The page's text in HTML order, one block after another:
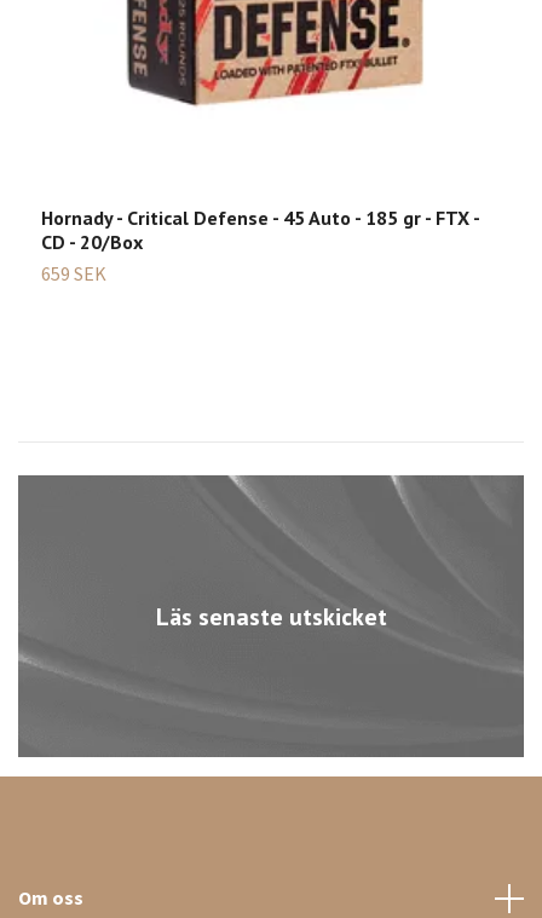
Läs senaste utskicket
Hornady - Critical Defense - 45 Auto - 185 gr - FTX -
CD - 20/Box
659 SEK
Om oss